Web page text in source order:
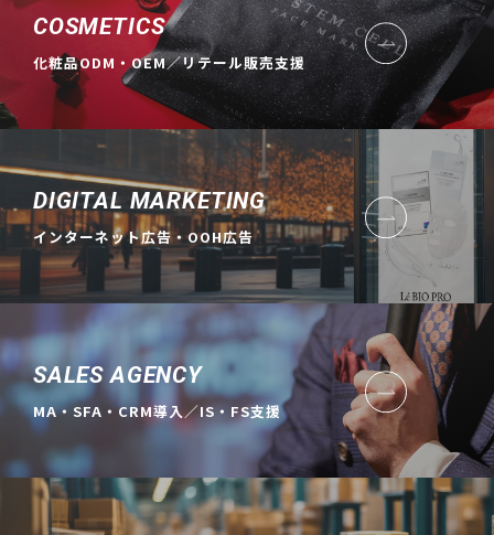
COSMETICS
化粧品ODM・OEM／リテール販売支援
DIGITAL MARKETING
インターネット広告・OOH広告
SALES AGENCY
MA・SFA・CRM導入／IS・FS支援